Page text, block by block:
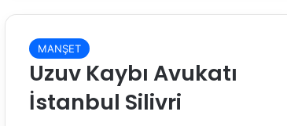
MANŞET
Uzuv Kaybı Avukatı
İstanbul Silivri